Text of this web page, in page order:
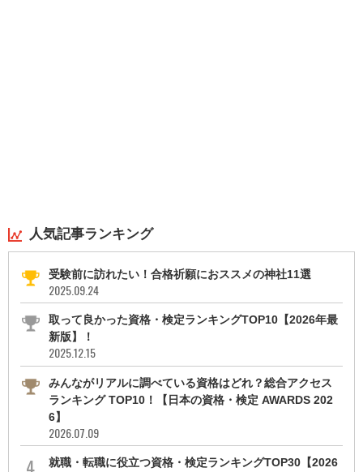
人気記事ランキング
受験前に訪れたい！合格祈願におススメの神社11選
2025.09.24
取って良かった資格・検定ランキングTOP10【2026年最
新版】！
2025.12.15
みんながリアルに調べている資格はどれ？総合アクセス
ランキング TOP10！【日本の資格・検定 AWARDS 202
6】
2026.07.09
就職・転職に役立つ資格・検定ランキングTOP30【2026